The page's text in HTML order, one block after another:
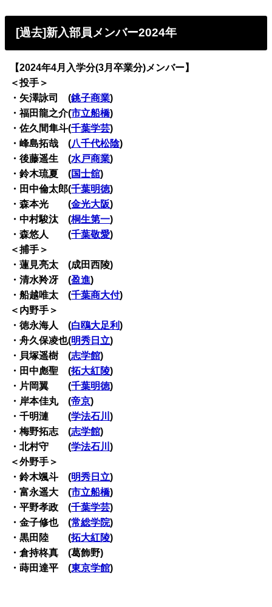
[過去]新入部員メンバー2024年
【2024年4月入学分(3月卒業分)メンバー】
＜投手＞
・矢澤詠司 (銚子商業)
・福田龍之介(市立船橋)
・佐久間隼斗(千葉学芸)
・峰島拓哉 (八千代松陰)
・後藤遥生 (水戸商業)
・鈴木琉夏 (国士舘)
・田中倫太郎(千葉明徳)
・森本光 (金光大阪)
・中村駿汰 (桐生第一)
・森悠人 (千葉敬愛)
＜捕手＞
・蓮見亮太 (成田西陵)
・清水羚冴 (盈進)
・船越唯太 (千葉商大付)
＜内野手＞
・徳永海人 (白鴎大足利)
・舟久保凌也(明秀日立)
・貝塚遥樹 (志学館)
・田中彪聖 (拓大紅陵)
・片岡翼 (千葉明徳)
・岸本佳丸 (帝京)
・千明漣 (学法石川)
・梅野拓志 (志学館)
・北村守 (学法石川)
＜外野手＞
・鈴木颯斗 (明秀日立)
・富永遥大 (市立船橋)
・平野孝政 (千葉学芸)
・金子修也 (常総学院)
・黒田陸 (拓大紅陵)
・倉持柊真 (葛飾野)
・蒔田達平 (東京学館)